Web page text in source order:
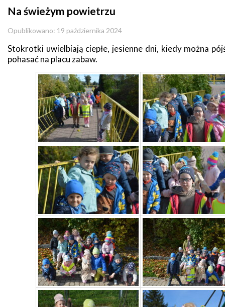
Na świeżym powietrzu
Opublikowano: 19 października 2024
Stokrotki uwielbiają ciepłe, jesienne dni, kiedy można
pohasać na placu zabaw.